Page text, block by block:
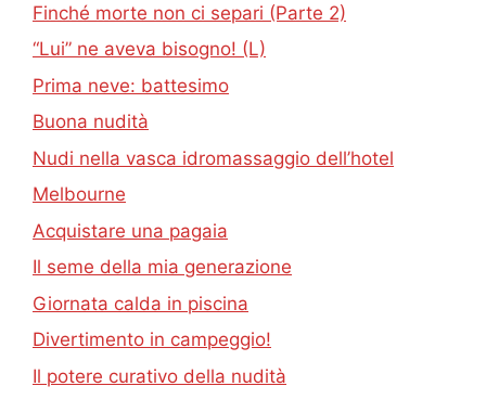
Finché morte non ci separi (Parte 2)
“Lui” ne aveva bisogno! (L)
Prima neve: battesimo
Buona nudità
Nudi nella vasca idromassaggio dell’hotel
Melbourne
Acquistare una pagaia
Il seme della mia generazione
Giornata calda in piscina
Divertimento in campeggio!
Il potere curativo della nudità